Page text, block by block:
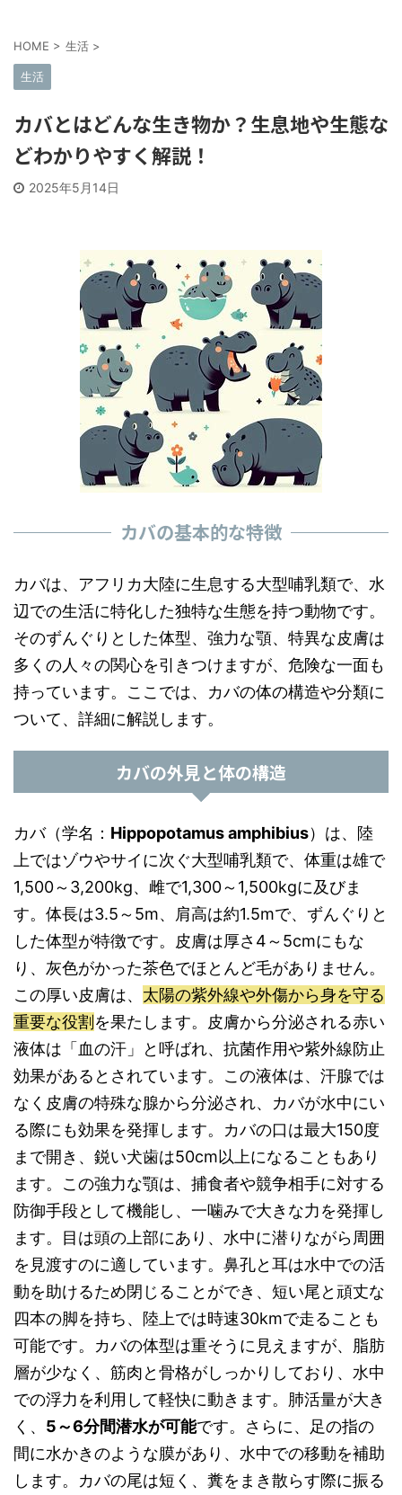
HOME > 生活 >
生活
カバとはどんな生き物か？生息地や生態な
どわかりやすく解説！
2025年5月14日
カバの基本的な特徴
カバは、アフリカ大陸に生息する大型哺乳類で、水
辺での生活に特化した独特な生態を持つ動物です。
そのずんぐりとした体型、強力な顎、特異な皮膚は
多くの人々の関心を引きつけますが、危険な一面も
持っています。ここでは、カバの体の構造や分類に
ついて、詳細に解説します。
カバの外見と体の構造
カバ（学名： Hippopotamus amphibius）は、陸
上ではゾウやサイに次ぐ大型哺乳類で、体重は雄で
1,500～3,200kg、雌で1,300～1,500kgに及びま
す。体長は3.5～5m、肩高は約1.5mで、ずんぐりと
した体型が特徴です。皮膚は厚さ4～5cmにもな
り、灰色がかった茶色でほとんど毛がありません。
この厚い皮膚は、 太陽の紫外線や外傷から身を守る
重要な役割 を果たします。皮膚から分泌される赤い
液体は「血の汗」と呼ばれ、抗菌作用や紫外線防止
効果があるとされています。この液体は、汗腺では
なく皮膚の特殊な腺から分泌され、カバが水中にい
る際にも効果を発揮します。カバの口は最大150度
まで開き、鋭い犬歯は50cm以上になることもあり
ます。この強力な顎は、捕食者や競争相手に対する
防御手段として機能し、一噛みで大きな力を発揮し
ます。目は頭の上部にあり、水中に潜りながら周囲
を見渡すのに適しています。鼻孔と耳は水中での活
動を助けるため閉じることができ、短い尾と頑丈な
四本の脚を持ち、陸上では時速30kmで走ることも
可能です。カバの体型は重そうに見えますが、脂肪
層が少なく、筋肉と骨格がしっかりしており、水中
での浮力を利用して軽快に動きます。肺活量が大き
く、 5～6分間潜水が可能です。さらに、足の指の
間に水かきのような膜があり、水中での移動を補助
します。カバの尾は短く、糞をまき散らす際に振る